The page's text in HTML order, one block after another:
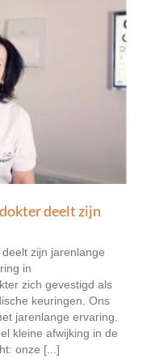
deelt zijn
zijn jarenlange
in
zich gevestigd als
keuringen. Ons
jarenlange ervaring.
kleine afwijking in de
onze [...]